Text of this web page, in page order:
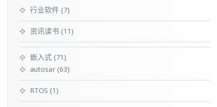
行业软件 (7)
资讯读书 (11)
嵌入式 (71)
autosar (63)
RTOS (1)